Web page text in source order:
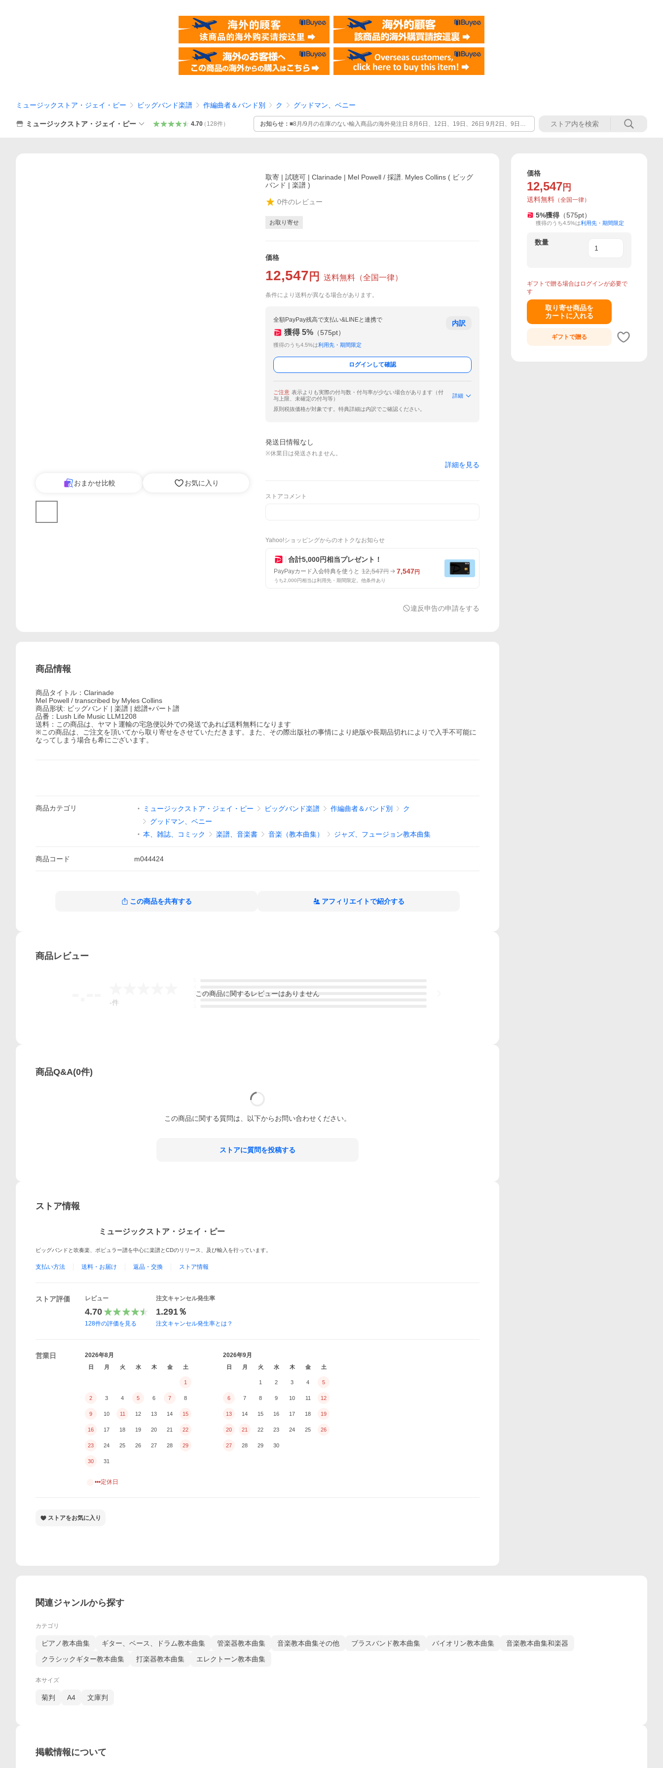
ミュージックストア・ジェイ・ピー ビッグバンド楽譜 作編曲者＆バンド別 ク グッドマン、ベニー
ミュージックストア・ジェイ・ピー 4.70（ 128件） お知らせ： ■8月/9月の在庫のない輸入商品の海外発注日 8月6日、12日、19日、26日 9月2日、9日、
16日、23日、30日 ※各日程の15時までに頂いたご注文を同日中に海外発注します。ただし、前払い
おまかせ比較 お気に入り
取寄 | 試聴可 | Clarinade | Mel Powell / 採譜. Myles Collins ( ビッグ
バンド | 楽譜 )
0件のレビュー
お取り寄せ
価格
12,547 円 送料無料 （全国一律）
条件により送料が異なる場合があります。
全額PayPay残高で支払い&LINEと連携で
獲得 5% （575pt）
獲得のうち4.5%は利用先・期間限定
内訳
ログインして確認
ご注意 表示よりも実際の付与数・付与率が少ない場合があります（付
与上限、未確定の付与等）
詳細
原則税抜価格が対象です。特典詳細は内訳でご確認ください。
発送日情報なし
※休業日は発送されません。
詳細を見る
ストアコメント
Yahoo!ショッピングからのオトクなお知らせ
合計5,000円相当プレゼント！
PayPayカード入会特典を使うと 12,547円 7,547円
うち2,000円相当は利用先・期間限定。他条件あり
違反申告の申請をする
商品情報
商品タイトル：Clarinade
Mel Powell / transcribed by Myles Collins
商品形状: ビッグバンド | 楽譜 | 総譜+パート譜
品番：Lush Life Music LLM1208
送料：この商品は、ヤマト運輸の宅急便以外での発送であれば送料無料になります
※この商品は、ご注文を頂いてから取り寄せをさせていただきます。また、その際出版社の事情により絶版や長期品切れによりで入手不可能に
なってしまう場合も希にございます。
商品カテゴリ ミュージックストア・ジェイ・ピー ビッグバンド楽譜 作編曲者＆バンド別
ク
グッドマン、ベニー
本、雑誌、コミック
楽譜、音楽書 音楽（教本曲集） ジャズ、フュージョン教本曲集
商品コード m044424
この商品を共有する アフィリエイトで紹介する
商品レビュー
-件
この商品に関するレビューはありません
商品Q&A(0件)
この商品に関する質問は、以下からお問い合わせください。
ストアに質問を投稿する
ストア情報
ミュージックストア・ジェイ・ピー
ビッグバンドと吹奏楽、ポピュラー譜を中心に楽譜とCDのリリース、及び輸入を行っています。
支払い方法 送料・お届け 返品・交換 ストア情報
ストア評価 レビュー
4.70
128件の評価を見る
注文キャンセル発生率
1.291％
注文キャンセル発生率とは？
営業日 2026年8月
日 月 火 水 木 金 土
1
2 3 4 5 6 7 8
9 10 11 12 13 14 15
16 17 18 19 20 21 22
23 24 25 26 27 28 29
30 31
2026年9月
日 月 火 水 木 金 土
1 2 3 4 5
6 7 8 9 10 11 12
13 14 15 16 17 18 19
20 21 22 23 24 25 26
27 28 29 30
•••定休日
ストアをお気に入り
価格
12,547 円
送料無料 （全国一律）
5%獲得 （575pt）
獲得のうち4.5%は利用先・期間限定
数量
ギフトで贈る場合はログインが必要で
す
取り寄せ商品を
カートに入れる
ギフトで贈る
関連ジャンルから探す
カテゴリ
ピアノ教本曲集 ギター、ベース、ドラム教本曲集 管楽器教本曲集 音楽教本曲集その他 ブラスバンド教本曲集 バイオリン教本曲集
音楽教本曲集和楽器
クラシックギター教本曲集
打楽器教本曲集 エレクトーン教本曲集
本サイズ
菊判 A4 文庫判
掲載情報について